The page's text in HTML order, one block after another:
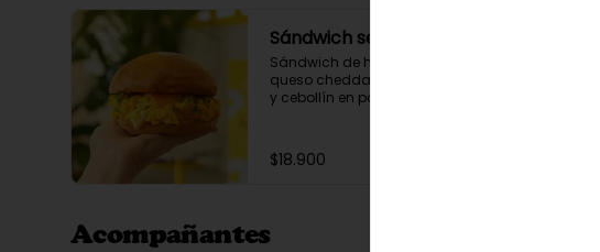
Sándwich sencillo
Sándwich de huevo revuelto,
queso cheddar, mayo siracha
y cebollín en pan brioche.
$18.900
Acompañantes